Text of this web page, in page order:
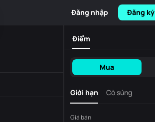
Đăng nhập Đăng ký
Điểm
Mua
Giới hạn Cò súng
Giá bán